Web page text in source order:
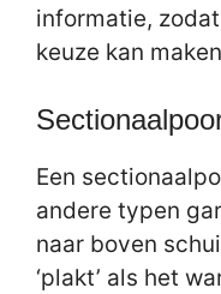
informatie,
keuze kan
Een
andere typen
naar boven
‘plakt’ als het